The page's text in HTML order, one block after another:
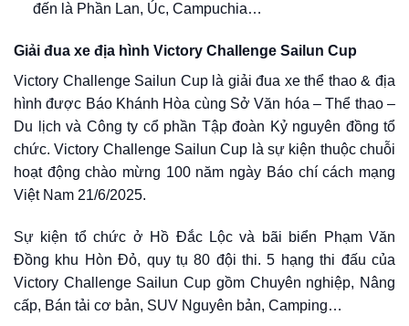
đến là Phần Lan, Úc, Campuchia…
Giải đua xe địa hình Victory Challenge Sailun Cup
Victory Challenge Sailun Cup là giải đua xe thể thao & địa
hình được Báo Khánh Hòa cùng Sở Văn hóa – Thể thao –
Du lịch và Công ty cổ phần Tập đoàn Kỷ nguyên đồng tổ
chức. Victory Challenge Sailun Cup là sự kiện thuộc chuỗi
hoạt động chào mừng 100 năm ngày Báo chí cách mạng
Việt Nam 21/6/2025.
Sự kiện tổ chức ở Hồ Đắc Lộc và bãi biển Phạm Văn
Đồng khu Hòn Đỏ, quy tụ 80 đội thi. 5 hạng thi đấu của
Victory Challenge Sailun Cup gồm Chuyên nghiệp, Nâng
cấp, Bán tải cơ bản, SUV Nguyên bản, Camping…